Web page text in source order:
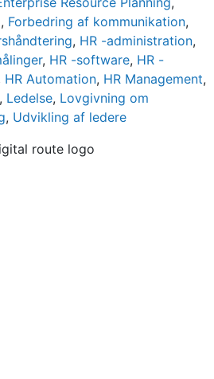
, Forbedring af kommunikation,
, HR -administration,
, HR -software, HR -
HR Automation, HR Management,
, Ledelse, Lovgivning om
, Udvikling af ledere